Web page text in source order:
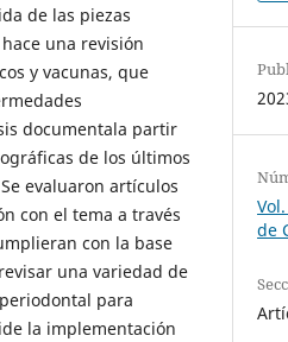
de las piezas
una revisión
y vacunas, que
documentala partir
de los últimos
evaluaron artículos
con el tema a través
con la base
una variedad de
para
la implementación
de